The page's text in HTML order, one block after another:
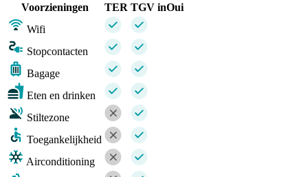
Voorzieningen
TER TGV inOui
Wifi
Stopcontacten
Bagage
Eten en drinken
Stiltezone
Toegankelijkheid
Airconditioning